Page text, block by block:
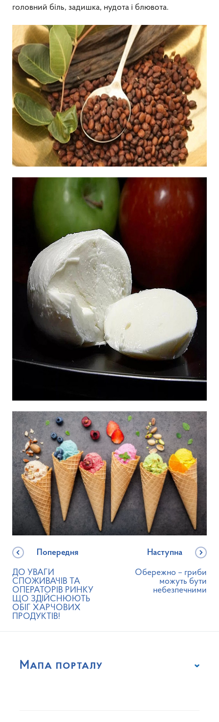
головний біль, задишка, нудота і блювота.
Попередня
ДО УВАГИ
СПОЖИВАЧІВ ТА
ОПЕРАТОРІВ РИНКУ
ЩО ЗДІЙСНЮЮТЬ
ОБІГ ХАРЧОВИХ
ПРОДУКТІВ!
Наступна
Обережно – гриби
можуть бути
небезпечними
Мапа порталу